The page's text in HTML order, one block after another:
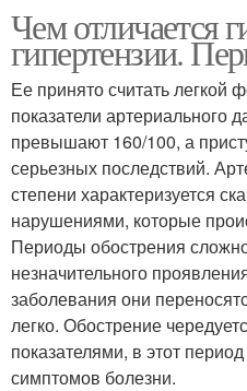
Чем отличается
гипертензии.
Ее принято считать легкой
показатели артериального
превышают 160/100, а
серьезных последствий.
степени характеризуется
нарушениями, которые
Периоды обострения
незначительного
заболевания они
легко. Обострение
показателями, в этот
симптомов болезни.